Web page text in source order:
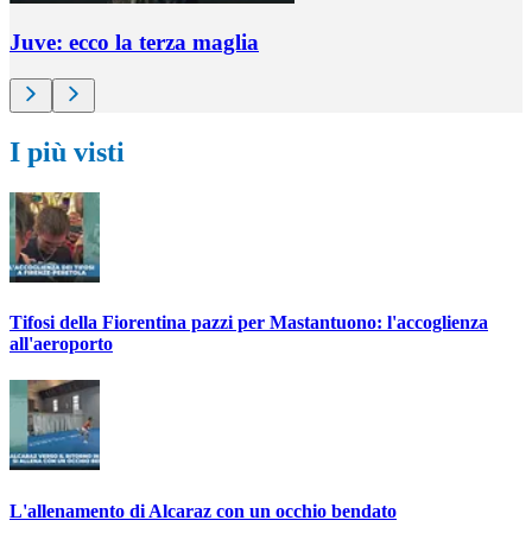
Juve: ecco la terza maglia
I più visti
Tifosi della Fiorentina pazzi per Mastantuono: l'accoglienza
all'aeroporto
L'allenamento di Alcaraz con un occhio bendato